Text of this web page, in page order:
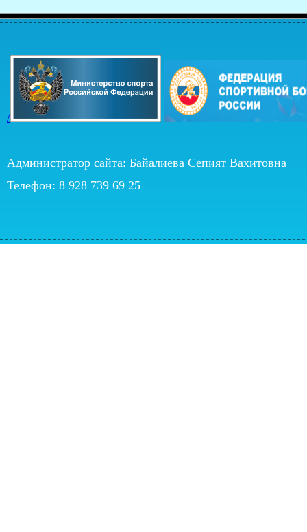
/
Администратор сайта: Байалиева Сепият Вахитовна
Телефон: 8 928 739 69 25